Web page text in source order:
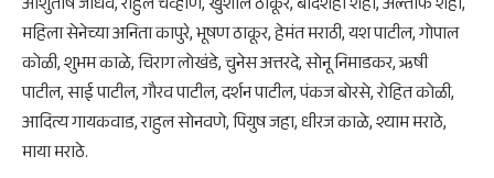
आशुतोष जाधव, राहुल चव्हाण, खुशाल ठाकूर, बादशहा शहा, अल्ताफ शहा,
महिला सेनेच्या अनिता कापुरे, भूषण ठाकूर, हेमंत मराठी, यश पाटील, गोपाल
कोळी, शुभम काळे, चिराग लोखंडे, चुनेस अत्तरदे, सोनू निमाडकर, ऋषी
पाटील, साई पाटील, गौरव पाटील, दर्शन पाटील, पंकज बोरसे, रोहित कोळी,
आदित्य गायकवाड, राहुल सोनवणे, पियुष जहा, धीरज काळे, श्याम मराठे,
माया मराठे.